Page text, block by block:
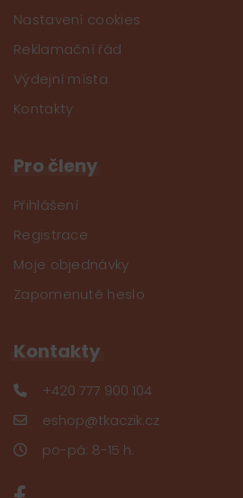
Nastavení cookies
Reklamační řád
Výdejní místa
Kontakty
Pro členy
Přihlášení
Registrace
Moje objednávky
Zapomenuté heslo
Kontakty
+420 777 900 104
eshop@tkaczik.cz
po-pá: 8-15 h.